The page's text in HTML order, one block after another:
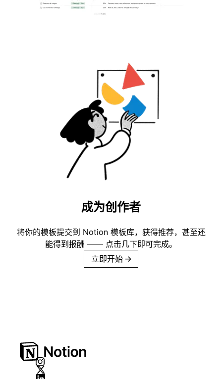
成为创作者
将你的模板提交到 Notion 模板库，获得推荐，甚至还
能得到报酬 —— 点击几下即可完成。
立即开始 →